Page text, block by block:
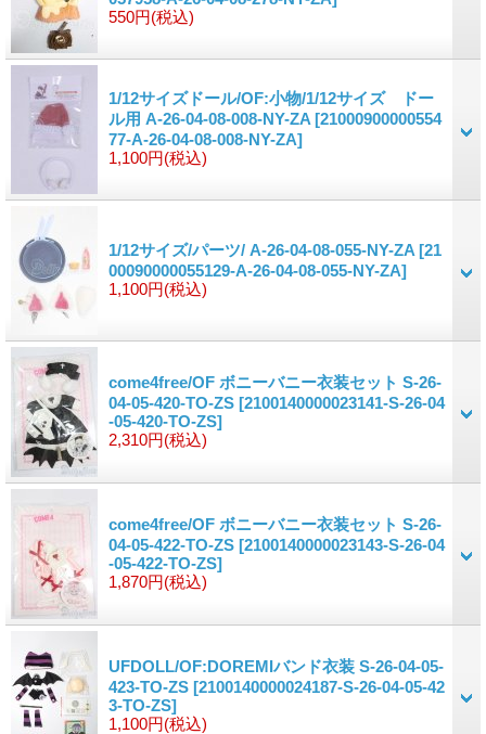
550円(税込)
1/12サイズドール/OF:小物/1/12サイズ ドー
ル用 A-26-04-08-008-NY-ZA [21000900000554
77-A-26-04-08-008-NY-ZA]
1,100円(税込)
1/12サイズ/パーツ/ A-26-04-08-055-NY-ZA [21
00090000055129-A-26-04-08-055-NY-ZA]
1,100円(税込)
come4free/OF ボニーバニー衣装セット S-26-
04-05-420-TO-ZS [2100140000023141-S-26-04
-05-420-TO-ZS]
2,310円(税込)
come4free/OF ボニーバニー衣装セット S-26-
04-05-422-TO-ZS [2100140000023143-S-26-04
-05-422-TO-ZS]
1,870円(税込)
UFDOLL/OF:DOREMIバンド衣装 S-26-04-05-
423-TO-ZS [2100140000024187-S-26-04-05-42
3-TO-ZS]
1,100円(税込)